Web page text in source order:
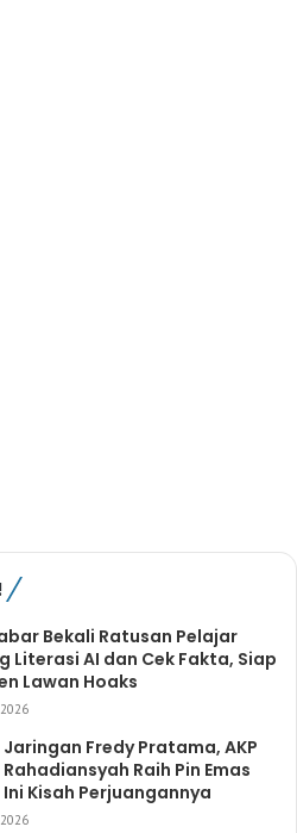
Bekali Ratusan Pelajar
Literasi AI dan Cek Fakta, Siap
Lawan Hoaks
Fredy Pratama, AKP
Raih Pin Emas
Kisah Perjuangannya